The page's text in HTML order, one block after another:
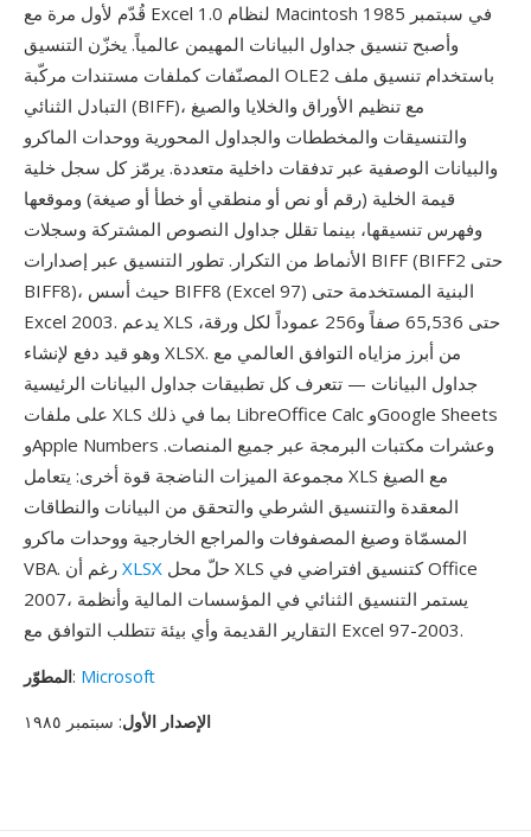
قُدّم لأول مرة مع Excel 1.0 لنظام Macintosh في سبتمبر 1985
وأصبح تنسيق جداول البيانات المهيمن عالمياً. يخزّن التنسيق
المصنّفات كملفات مستندات مركّبة OLE2 باستخدام تنسيق ملف
التبادل الثنائي (BIFF)، مع تنظيم الأوراق والخلايا والصيغ
والتنسيقات والمخططات والجداول المحورية ووحدات الماكرو
والبيانات الوصفية عبر تدفقات داخلية متعددة. يرمّز كل سجل خلية
قيمة الخلية (رقم أو نص أو منطقي أو خطأ أو صيغة) وموقعها
وفهرس تنسيقها، بينما تقلل جداول النصوص المشتركة وسجلات
الأنماط من التكرار. تطور التنسيق عبر إصدارات BIFF (BIFF2 حتى
BIFF8)، حيث أسس BIFF8 (Excel 97) البنية المستخدمة حتى
Excel 2003. يدعم XLS حتى 65,536 صفاً و256 عموداً لكل ورقة،
وهو قيد دفع لإنشاء XLSX. من أبرز مزاياه التوافق العالمي مع
جداول البيانات — تتعرف كل تطبيقات جداول البيانات الرئيسية
على ملفات XLS بما في ذلك LibreOffice Calc وGoogle Sheets
وApple Numbers وعشرات مكتبات البرمجة عبر جميع المنصات.
مجموعة الميزات الناضجة قوة أخرى: يتعامل XLS مع الصيغ
المعقدة والتنسيق الشرطي والتحقق من البيانات والنطاقات
المسمّاة وصيغ المصفوفات والمراجع الخارجية ووحدات ماكرو
XLSX
2007، يستمر التنسيق الثنائي في المؤسسات المالية وأنظمة
التقارير القديمة وأي بيئة تتطلب التوافق مع Excel 97-2003.
المطوّر: Microsoft
الإصدار الأول: سبتمبر ١٩٨٥